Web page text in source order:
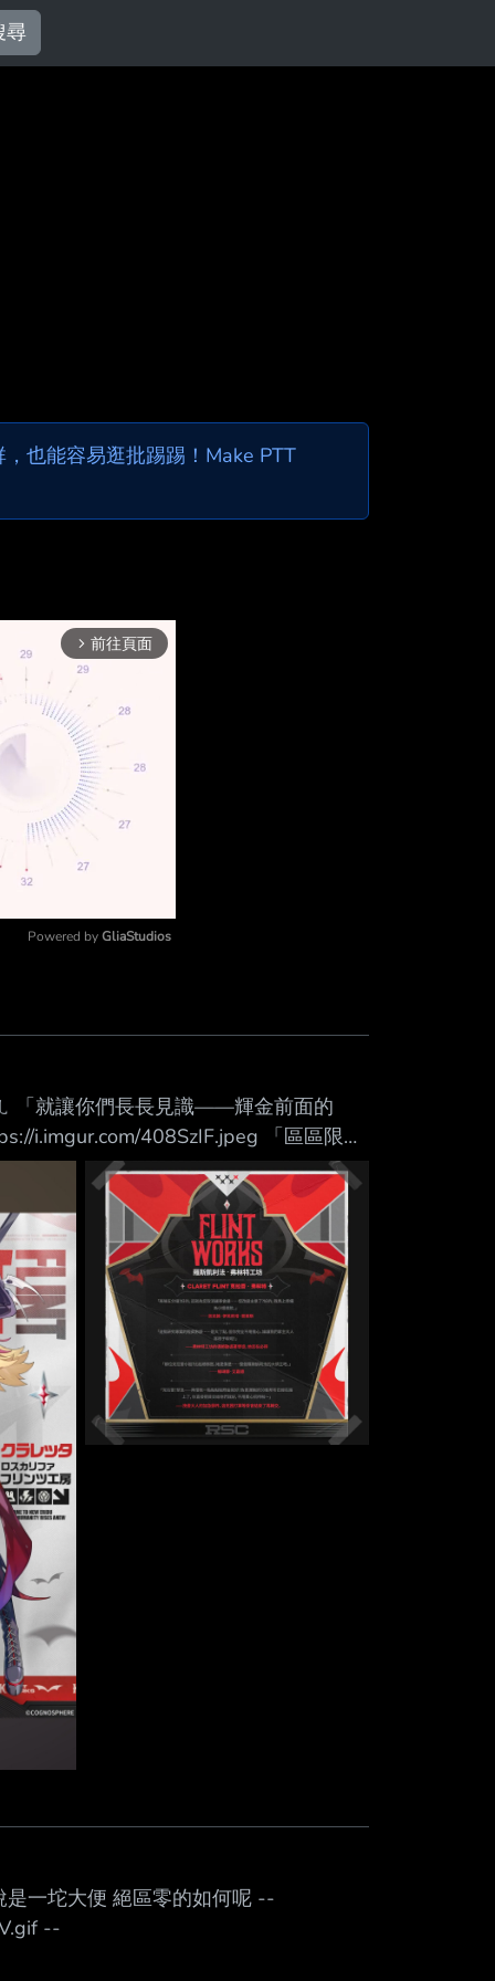
尋
也能容易逛批踢踢！Make PTT
arrow_forward_ios 前往頁面
Powered by GliaStudios
「就讓你們長長見識——輝金前面的
i.imgur.com/408SzIF.jpeg 「區區限定
什、什麼？兩份？」 「哼，我還沒那
chJI0Cu.jpeg 【声優発表】 ク
一坨大便 絕區零的如何呢 --
--